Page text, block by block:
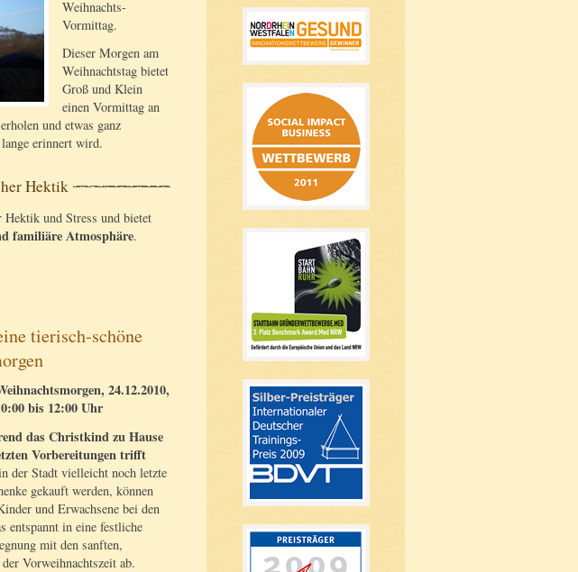
Weihnachts-
Vormittag.
Dieser Morgen am
Weihnachtstag bietet
Groß und Klein
einen Vormittag an
und etwas ganz
erinnert wird.
Hektik
und Stress und bietet
familiäre Atmosphäre.
tierisch-schöne
24.12.2010,
bis 12:00 Uhr
das Christkind zu Hause
Vorbereitungen trifft
der Stadt vielleicht noch letzte
gekauft werden, können
und Erwachsene bei den
entspannt in eine festliche
mit den sanften,
Vorweihnachtszeit ab.